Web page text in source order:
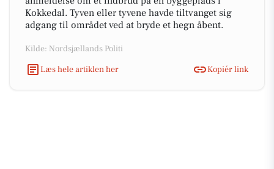
Kokkedal. Tyven eller tyvene havde tiltvanget sig
adgang til området ved at bryde et hegn åbent.
Kilde: Nordsjællands Politi
Læs hele artiklen her
Kopiér link